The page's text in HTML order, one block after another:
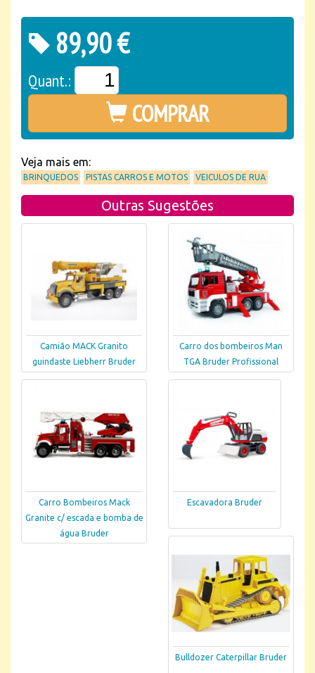
89,90 €
Quant.:
COMPRAR
Veja mais em:
BRINQUEDOS PISTAS CARROS E MOTOS VEICULOS DE RUA
Outras Sugestões
Camião MACK Granito
guindaste Liebherr Bruder
Carro dos bombeiros Man
TGA Bruder Profissional
Carro Bombeiros Mack
Granite c/ escada e bomba de
água Bruder
Escavadora Bruder
Bulldozer Caterpillar Bruder